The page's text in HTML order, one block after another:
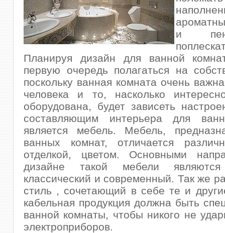
и
Планируя дизайн для ванной
первую очередь полагаться на
поскольку ванная комната очень
человека и то, насколько
оборудована, будет зависеть
составляющим интерьера для
является мебель. Мебель,
ванных комнат, отличается
отделкой, цветом. Основными
дизайне такой мебели
классический и современный. Так же
стиль , сочетающий в себе те и
кабельная продукция должна быть
ванной комнаты, чтобы никого не
электроприборов.